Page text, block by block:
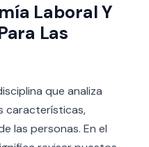
Laboral Y
Las
que analiza
características,
las personas. En el